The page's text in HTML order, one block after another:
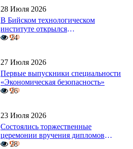
28 Июля 2026
В Бийском технологическом
институте открылся
диссертационный совет!
0 0
24
27 Июля 2026
Первые выпускники специальности
«Экономическая безопасность»
0 0
26
23 Июля 2026
Состоялись торжественные
церемонии вручения дипломов
выпускникам БТИ
0 0
28